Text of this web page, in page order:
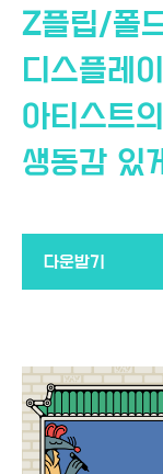
Z플립/폴
디스플레
아티스트
생동감 있
다운받기